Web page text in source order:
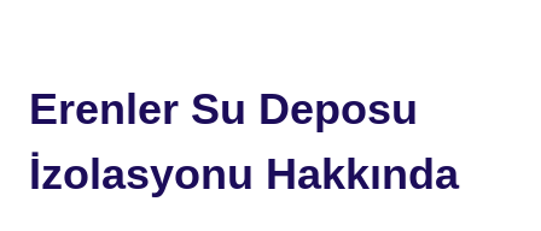
Erenler Su Deposu
İzolasyonu Hakkında